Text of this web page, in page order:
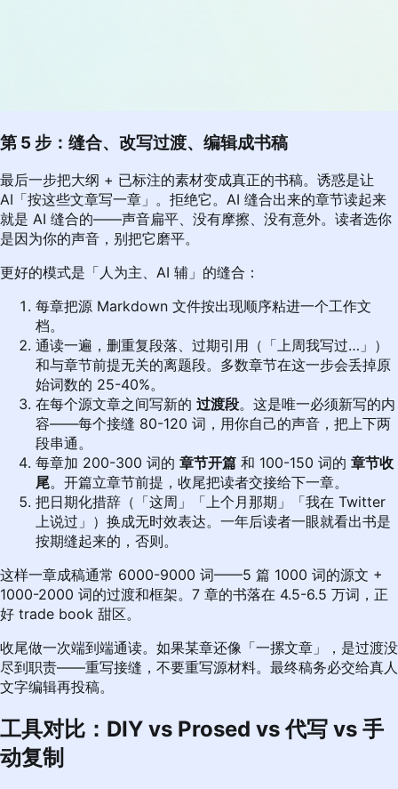
第 5 步：缝合、改写过渡、编辑成书稿
最后一步把大纲 + 已标注的素材变成真正的书稿。诱惑是让
AI「按这些文章写一章」。拒绝它。AI 缝合出来的章节读起来
就是 AI 缝合的——声音扁平、没有摩擦、没有意外。读者选你
是因为你的声音，别把它磨平。
更好的模式是「人为主、AI 辅」的缝合：
每章把源 Markdown 文件按出现顺序粘进一个工作文
档。
通读一遍，删重复段落、过期引用（「上周我写过…」）
和与章节前提无关的离题段。多数章节在这一步会丢掉原
始词数的 25-40%。
在每个源文章之间写新的 过渡段。这是唯一必须新写的内
容——每个接缝 80-120 词，用你自己的声音，把上下两
段串通。
每章加 200-300 词的 章节开篇 和 100-150 词的 章节收
尾。开篇立章节前提，收尾把读者交接给下一章。
把日期化措辞（「这周」「上个月那期」「我在 Twitter
上说过」）换成无时效表达。一年后读者一眼就看出书是
按期缝起来的，否则。
这样一章成稿通常 6000-9000 词——5 篇 1000 词的源文 +
1000-2000 词的过渡和框架。7 章的书落在 4.5-6.5 万词，正
好 trade book 甜区。
收尾做一次端到端通读。如果某章还像「一摞文章」，是过渡没
尽到职责——重写接缝，不要重写源材料。最终稿务必交给真人
文字编辑再投稿。
工具对比：DIY vs Prosed vs 代写 vs 手
动复制